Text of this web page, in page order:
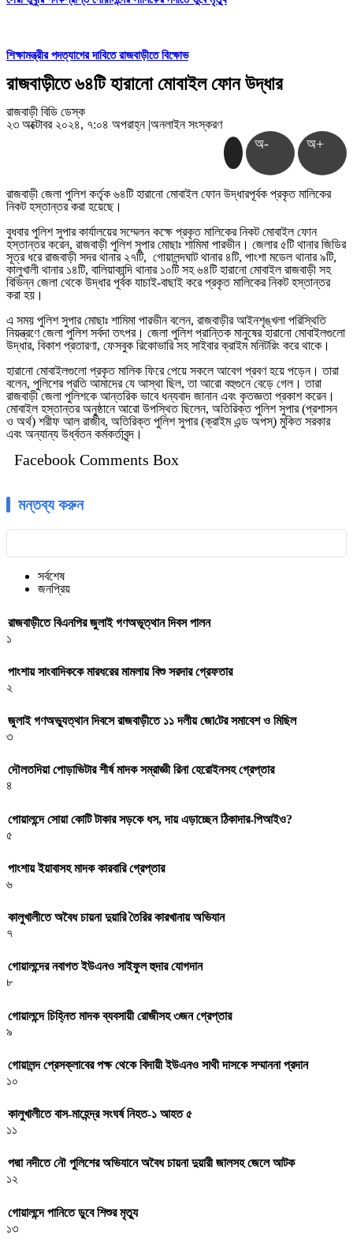
শিক্ষামন্ত্রীর পদত্যাগের দাবিতে রাজবাড়ীতে বিক্ষোভ
রাজবাড়ীতে ৬৪টি হারানো মোবাইল ফোন উদ্ধার
রাজবাড়ী বিডি ডেস্ক
২৩ অক্টোবর ২০২৪, ৭:০৪ অপরাহ্ন |অনলাইন সংস্করণ
অ- অ+
রাজবাড়ী জেলা পুলিশ কর্তৃক ৬৪টি হারানো মোবাইল ফোন উদ্ধারপূর্বক প্রকৃত মালিকের
নিকট হস্তান্তর করা হয়েছে।
বুধবার পুলিশ সুপার কার্যালয়ের সম্মেলন কক্ষে প্রকৃত মালিকের নিকট মোবাইল ফোন
হস্তান্তর করেন, রাজবাড়ী পুলিশ সুপার মোছাঃ শামিমা পারভীন। জেলার ৫টি থানার জিডির
সূত্র ধরে রাজবাড়ী সদর থানার ২৭টি, গোয়ালন্দঘাট থানার ৪টি, পাংশা মডেল থানার ৯টি,
কালুখালী থানার ১৪টি, বালিয়াকান্দি থানার ১০টি সহ ৬৪টি হারানো মোবাইল রাজবাড়ী সহ
বিভিন্ন জেলা থেকে উদ্ধার পূর্বক যাচাই-বাছাই করে প্রকৃত মালিকের নিকট হস্তান্তর
করা হয়।
এ সময় পুলিশ সুপার মোছাঃ শামিমা পারভীন বলেন, রাজবাড়ীর আইনশৃঙ্খলা পরিস্থিতি
নিয়ন্ত্রণে জেলা পুলিশ সর্বদা তৎপর। জেলা পুলিশ প্রান্তিক মানুষের হারানো মোবাইলগুলো
উদ্ধার, বিকাশ প্রতারণা, ফেসবুক রিকোভারি সহ সাইবার ক্রাইম মনিটরিং করে থাকে।
হারানো মোবাইলগুলো প্রকৃত মালিক ফিরে পেয়ে সকলে আবেগ প্রবণ হয়ে পড়েন। তারা
বলেন, পুলিশের প্রতি আমাদের যে আস্থা ছিল, তা আরো বহুগুনে বেড়ে গেল। তারা
রাজবাড়ী জেলা পুলিশকে আন্তরিক ভাবে ধন্যবাদ জানান এবং কৃতজ্ঞতা প্রকাশ করেন।
মোবাইল হস্তান্তর অনুষ্ঠানে আরো উপস্থিত ছিলেন, অতিরিক্ত পুলিশ সুপার (প্রশাসন
ও অর্থ) শরীফ আল রাজীব, অতিরিক্ত পুলিশ সুপার (ক্রাইম এন্ড অপস্) মুকিত সরকার
এবং অন্যান্য উর্ধ্বতন কর্মকর্তাবৃন্দ।
Facebook Comments Box
মন্তব্য করুন
সর্বশেষ
জনপ্রিয়
রাজবাড়ীতে বিএন‌পির জুলাই গণঅভূত্থান দিবস পালন
১
পাংশায় সাংবাদিককে মারধরের মামলায় বিশু সরদার গ্রেফতার
২
জুলাই গণঅভ্যুত্থান দিবসে রাজবাড়ীতে ১১ দলীয় জো‌টের সমাবেশ ও মি‌ছিল
৩
দৌলতদিয়া পোড়াভিটার শীর্ষ মাদক সম্রাজ্ঞী রিনা হেরোইনসহ গ্রেপ্তার
৪
গোয়ালন্দে সোয়া কোটি টাকার সড়কে ধস, দায় এড়াচ্ছেন ঠিকাদার-পিআইও?
৫
পাংশায় ইয়াবাসহ মাদক কারবারি গ্রেপ্তার
৬
কালুখালীতে অবৈধ চায়না দুয়ারি তৈরির কারখানায় অভিযান
৭
গোয়ালন্দের নবাগত ইউএনও সাইফুল হুদার যোগদান
৮
গোয়ালন্দে চিহ্নিত মাদক ব্যবসায়ী রোজীসহ ৩জন গ্রেপ্তার
৯
গোয়ালন্দ প্রেসক্লাবের পক্ষ থেকে বিদায়ী ইউএনও সাথী দাসকে সম্মাননা প্রদান
১০
কালুখালীতে বাস-মাহেন্দ্র সংঘর্ষ নিহত-১ আহত ৫
১১
পদ্মা নদীতে নৌ পুলিশের অভিযানে অবৈধ চায়না দুয়ারী জালসহ জেলে আটক
১২
গোয়ালন্দে পানিতে ডুবে শিশুর মৃত্যু
১৩